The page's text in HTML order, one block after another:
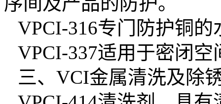
VPCI-316专门防护铜的
VPCI-337适用于密闭
三、 VCI金属清洗及除